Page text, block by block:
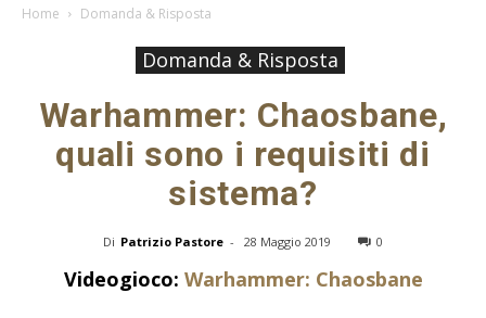
Home Domanda & Risposta
Domanda & Risposta
Warhammer: Chaosbane,
quali sono i requisiti di
sistema?
Di Patrizio Pastore - 28 Maggio 2019 0
Videogioco: Warhammer: Chaosbane